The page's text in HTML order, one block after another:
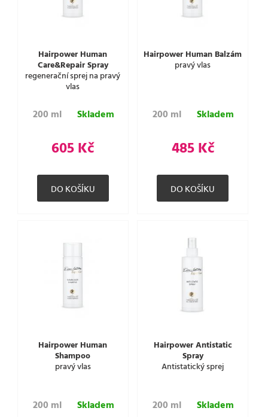
Hairpower Human
Care&Repair Spray
regenerační sprej na pravý
vlas
200 ml Skladem
605 Kč
Hairpower Human Balzám
pravý vlas
200 ml Skladem
485 Kč
Hairpower Human
Shampoo
pravý vlas
200 ml Skladem
Hairpower Antistatic
Spray
Antistatický sprej
200 ml Skladem